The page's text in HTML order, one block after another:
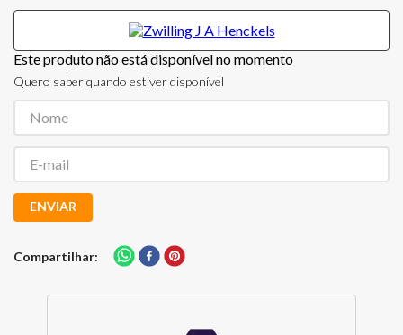
Este produto não está disponível no momento
Quero saber quando estiver disponível
ENVIAR
Compartilhar